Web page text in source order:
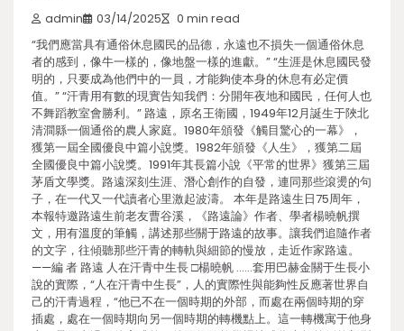
admin 03/14/2025 0 min read
“我們應當具有通俗休息國民的品德，永遠也不損失一個通俗休息
者的感到，像牛一樣的，像地盤一樣的進獻。” “生涯是休息國民發
明的，只要成為他們中的一員，才能夠使本身的休息有必定價
值。” “汗青用有數的現實告知我們：分開年夜地和國民，任何人也
不舞蹈教室會勝利。” 路遠，原名王衛國，1949年12月誕生于陜北
清澗縣一個通俗的農人家庭。1980年頒發《觸目驚心的一幕》，
獲第一屆全國優良中篇小說獎。1982年頒發《人生》，獲第二屆
全國優良中篇小說獎。1991年其長篇小說《平常的世界》獲第三屆
茅盾文學獎。路遠深刻生涯、潛心創作的自發，連同那些滾燙的句
子，在一代又一代讀者心里激起波濤。 本年是路遠生日75周年，
本報特邀路遠生前老友曹谷溪，《路遠論》作者、學者楊曉帆撰
文，用有溫度的筆觸，講述那些關于路遠的故事。讓我們追隨作者
的文字，往傾聽那些汗青的轉軌與細節的慢放，走近作家路遠。
——編 者 路遠 人在汗青中生長 □楊曉帆 ……套用巴赫金關于生長小
說的實際，“人在汗青中生長”，人的實際性與能夠性反應著世界自
己的汗青過程，“他已不在一個時期的外部，而處在兩個時期的穿
插處，處在一個時期向另一個時期的轉機點上。這一轉機寓于他身